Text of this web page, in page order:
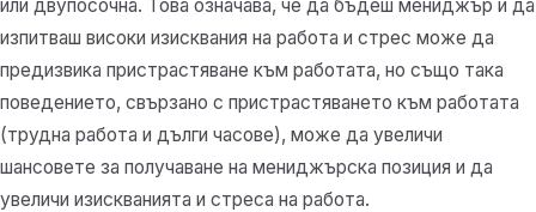
или двупосочна. Това означава, че да бъдеш мениджър и да
изпитваш високи изисквания на работа и стрес може да
предизвика пристрастяване към работата, но също така
поведението, свързано с пристрастяването към работата
(трудна работа и дълги часове), може да увеличи
шансовете за получаване на мениджърска позиция и да
увеличи изискванията и стреса на работа.